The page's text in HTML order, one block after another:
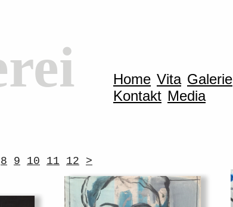
Home Vita Galerie
Kontakt Media
8 9 10 11 12 >